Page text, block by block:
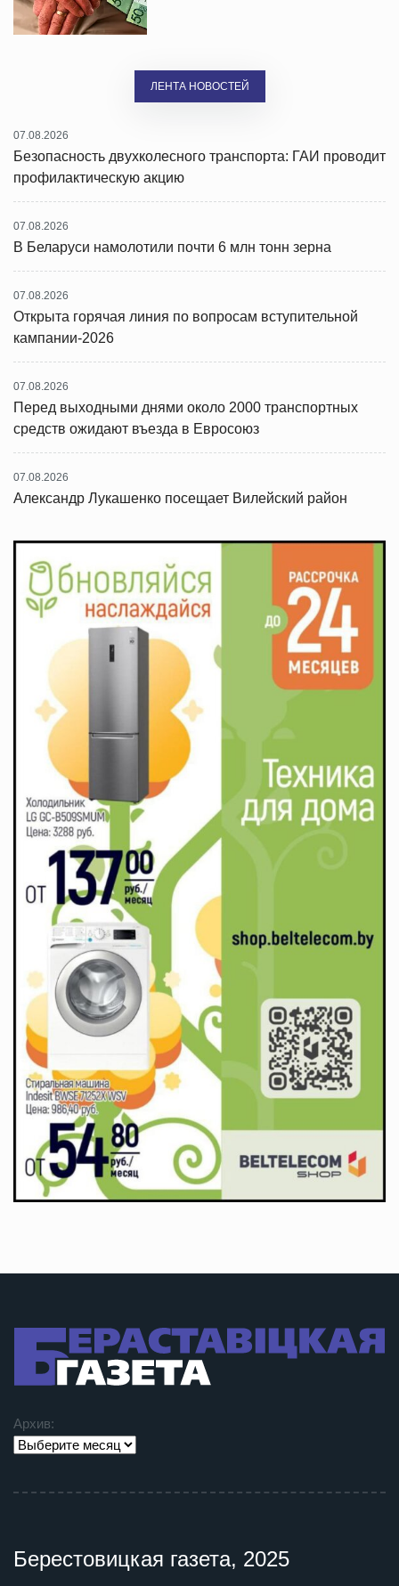
ЛЕНТА НОВОСТЕЙ
07.08.2026
Безопасность двухколесного транспорта: ГАИ проводит
профилактическую акцию
07.08.2026
В Беларуси намолотили почти 6 млн тонн зерна
07.08.2026
Открыта горячая линия по вопросам вступительной
кампании-2026
07.08.2026
Перед выходными днями около 2000 транспортных
средств ожидают въезда в Евросоюз
07.08.2026
Александр Лукашенко посещает Вилейский район
Архив:
Берестовицкая газета, 2025